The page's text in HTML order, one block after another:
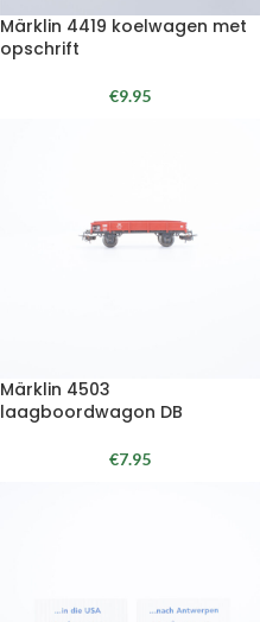
Märklin 4419 koelwagen met
opschrift
€9.95
Märklin 4503
laagboordwagon DB
€7.95